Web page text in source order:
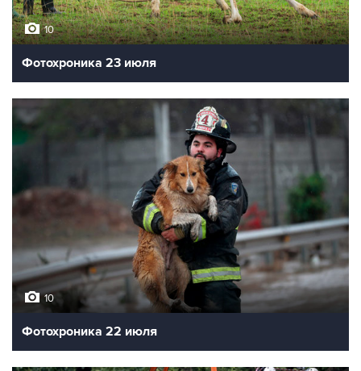
10
Фотохроника 23 июля
10
Фотохроника 22 июля